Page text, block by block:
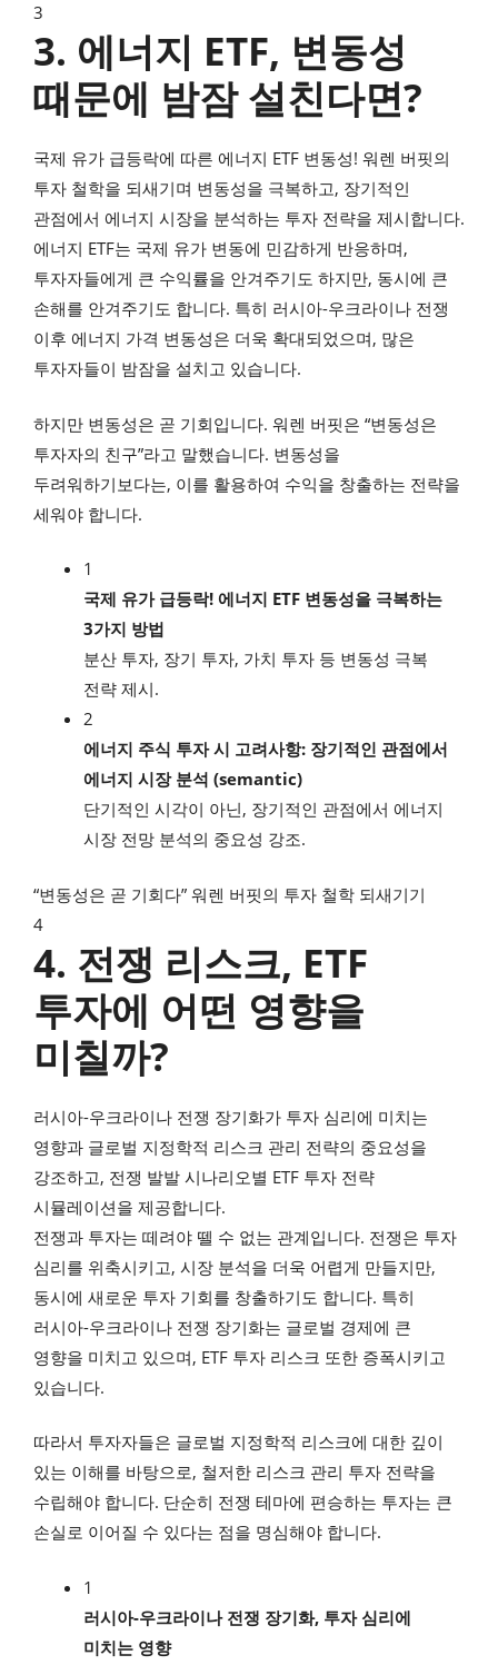
3
3. 에너지 ETF, 변동성
때문에 밤잠 설친다면?
국제 유가 급등락에 따른 에너지 ETF 변동성! 워렌 버핏의
투자 철학을 되새기며 변동성을 극복하고, 장기적인
관점에서 에너지 시장을 분석하는 투자 전략을 제시합니다.
에너지 ETF는 국제 유가 변동에 민감하게 반응하며,
투자자들에게 큰 수익률을 안겨주기도 하지만, 동시에 큰
손해를 안겨주기도 합니다. 특히 러시아-우크라이나 전쟁
이후 에너지 가격 변동성은 더욱 확대되었으며, 많은
투자자들이 밤잠을 설치고 있습니다.
하지만 변동성은 곧 기회입니다. 워렌 버핏은 “변동성은
투자자의 친구”라고 말했습니다. 변동성을
두려워하기보다는, 이를 활용하여 수익을 창출하는 전략을
세워야 합니다.
1
국제 유가 급등락! 에너지 ETF 변동성을 극복하는
3가지 방법
분산 투자, 장기 투자, 가치 투자 등 변동성 극복
전략 제시.
2
에너지 주식 투자 시 고려사항: 장기적인 관점에서
에너지 시장 분석 (semantic)
단기적인 시각이 아닌, 장기적인 관점에서 에너지
시장 전망 분석의 중요성 강조.
“변동성은 곧 기회다” 워렌 버핏의 투자 철학 되새기기
4
4. 전쟁 리스크, ETF
투자에 어떤 영향을
미칠까?
러시아-우크라이나 전쟁 장기화가 투자 심리에 미치는
영향과 글로벌 지정학적 리스크 관리 전략의 중요성을
강조하고, 전쟁 발발 시나리오별 ETF 투자 전략
시뮬레이션을 제공합니다.
전쟁과 투자는 떼려야 뗄 수 없는 관계입니다. 전쟁은 투자
심리를 위축시키고, 시장 분석을 더욱 어렵게 만들지만,
동시에 새로운 투자 기회를 창출하기도 합니다. 특히
러시아-우크라이나 전쟁 장기화는 글로벌 경제에 큰
영향을 미치고 있으며, ETF 투자 리스크 또한 증폭시키고
있습니다.
따라서 투자자들은 글로벌 지정학적 리스크에 대한 깊이
있는 이해를 바탕으로, 철저한 리스크 관리 투자 전략을
수립해야 합니다. 단순히 전쟁 테마에 편승하는 투자는 큰
손실로 이어질 수 있다는 점을 명심해야 합니다.
1
러시아-우크라이나 전쟁 장기화, 투자 심리에
미치는 영향